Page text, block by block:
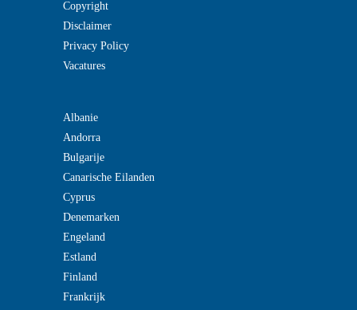
Copyright
Disclaimer
Privacy Policy
Vacatures
Albanie
Andorra
Bulgarije
Canarische Eilanden
Cyprus
Denemarken
Engeland
Estland
Finland
Frankrijk